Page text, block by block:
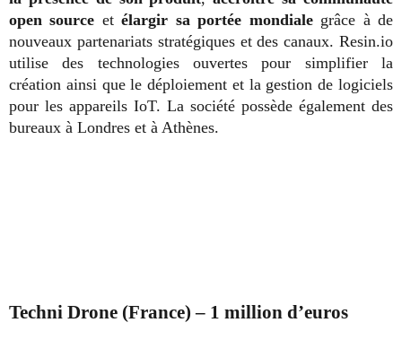
open source etélargir sa portée mondialegrâce à de
nouveaux partenariats stratégiques et des canaux. Resin.io
utilise des technologies ouvertes pour simplifier la
création ainsi que le déploiement et la gestion de logiciels
pour les appareils IoT. La société possède également des
bureaux à Londres et à Athènes.
Techni Drone (France) – 1 million d’euros